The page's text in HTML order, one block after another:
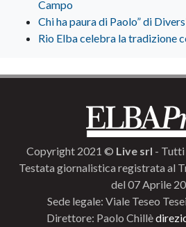
Campo
Chi ha paura di Paolo” di
Rio Elba celebra la tradizione
Copyright 2021 © Live srl -
Testata giornalistica registrata al
del 07 Aprile
Sede legale: Viale Teseo
Direttore: Paolo Chillè